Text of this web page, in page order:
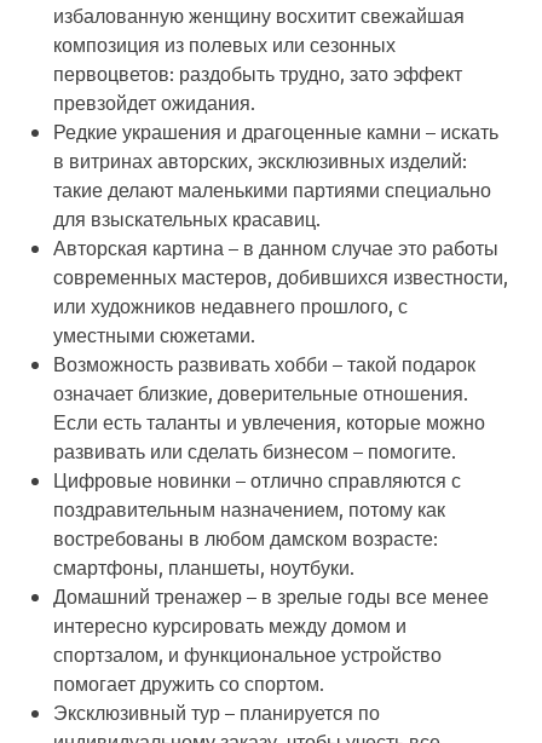
избалованную женщину восхитит свежайшая
композиция из полевых или сезонных
первоцветов: раздобыть трудно, зато эффект
превзойдет ожидания.
Редкие украшения и драгоценные камни – искать
в витринах авторских, эксклюзивных изделий:
такие делают маленькими партиями специально
для взыскательных красавиц.
Авторская картина – в данном случае это работы
современных мастеров, добившихся известности,
или художников недавнего прошлого, с
уместными сюжетами.
Возможность развивать хобби – такой подарок
означает близкие, доверительные отношения.
Если есть таланты и увлечения, которые можно
развивать или сделать бизнесом – помогите.
Цифровые новинки – отлично справляются с
поздравительным назначением, потому как
востребованы в любом дамском возрасте:
смартфоны, планшеты, ноутбуки.
Домашний тренажер – в зрелые годы все менее
интересно курсировать между домом и
спортзалом, и функциональное устройство
помогает дружить со спортом.
Эксклюзивный тур – планируется по